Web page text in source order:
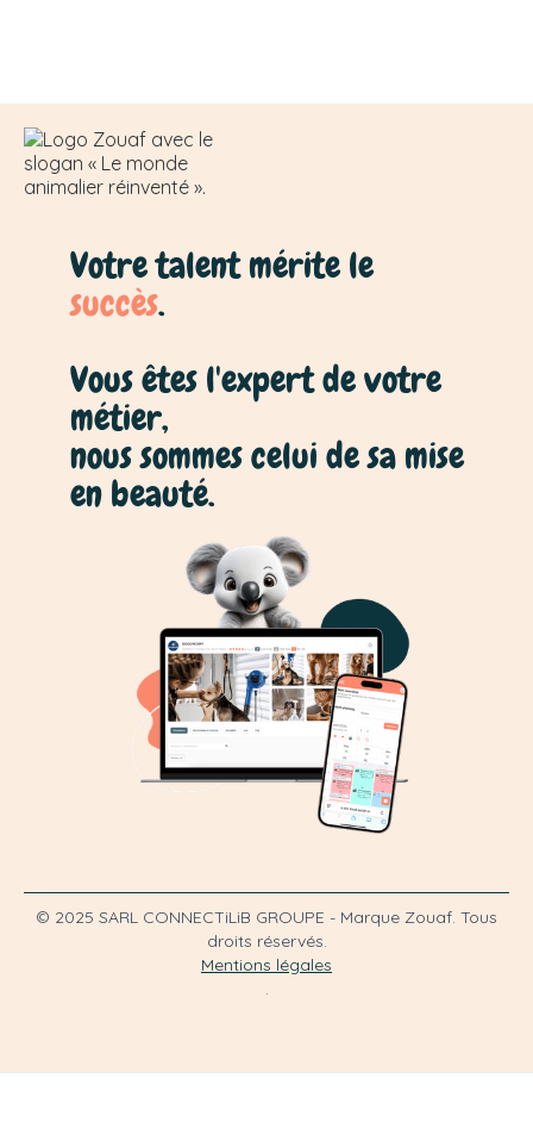
Votre talent mérite le
succès.
Vous êtes l'expert de votre
métier,
nous sommes celui de sa mise
en beauté.
© 2025 SARL CONNECTiLiB GROUPE - Marque Zouaf. Tous
droits réservés.
Mentions légales
.